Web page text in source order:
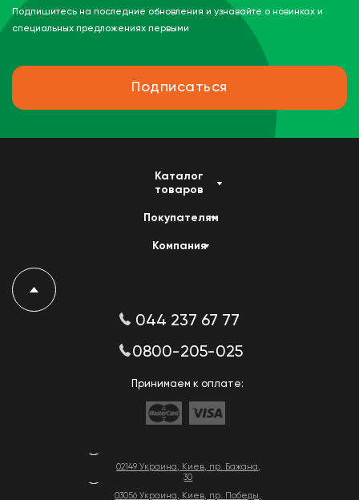
Подпишитесь на последние обновления и узнавайте о новинках и
специальных предложениях первыми
Подписаться
02149 Украина, Киев, пр. Бажана,
30
03056 Украина, Киев, пр. Победы,
Каталог
товаров
Покупателям
Компания
044 237 67 77
0800-205-025
Принимаем к оплате: